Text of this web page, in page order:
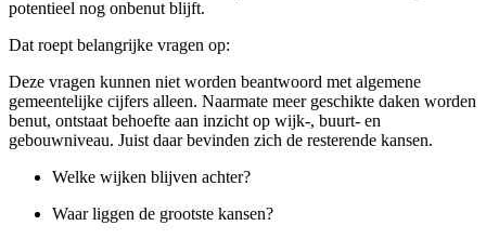
potentieel nog onbenut blijft.
Dat roept belangrijke vragen op:
Deze vragen kunnen niet worden beantwoord met algemene
gemeentelijke cijfers alleen. Naarmate meer geschikte daken worden
benut, ontstaat behoefte aan inzicht op wijk-, buurt- en
gebouwniveau. Juist daar bevinden zich de resterende kansen.
Welke wijken blijven achter?
Waar liggen de grootste kansen?